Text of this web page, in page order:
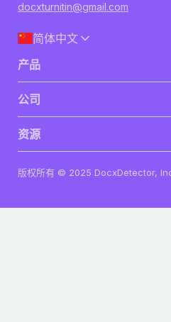
docxturnitin@gmail.com
简体中文
产品
登录
公司
隐私政策
资源
版权所有 © 2025 DocxDetector,